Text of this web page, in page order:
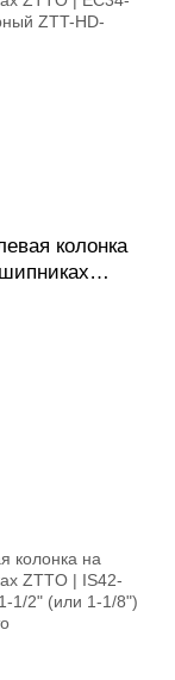
колонка
30 | 1-1/8" |